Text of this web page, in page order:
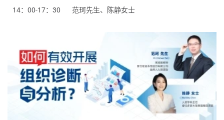
14：00-17：30 范珂先生、陈静女士